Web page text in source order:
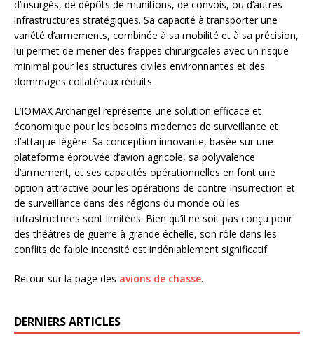
d’insurgés, de dépôts de munitions, de convois, ou d’autres
infrastructures stratégiques. Sa capacité à transporter une
variété d’armements, combinée à sa mobilité et à sa précision,
lui permet de mener des frappes chirurgicales avec un risque
minimal pour les structures civiles environnantes et des
dommages collatéraux réduits.
L’IOMAX Archangel représente une solution efficace et
économique pour les besoins modernes de surveillance et
d’attaque légère. Sa conception innovante, basée sur une
plateforme éprouvée d’avion agricole, sa polyvalence
d’armement, et ses capacités opérationnelles en font une
option attractive pour les opérations de contre-insurrection et
de surveillance dans des régions du monde où les
infrastructures sont limitées. Bien qu’il ne soit pas conçu pour
des théâtres de guerre à grande échelle, son rôle dans les
conflits de faible intensité est indéniablement significatif.
Retour sur la page des avions de chasse.
DERNIERS ARTICLES